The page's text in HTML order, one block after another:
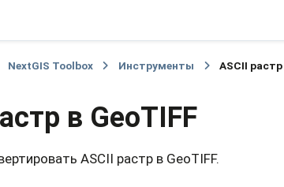
NextGIS Toolbox Инструменты ASCII
в GeoTIFF
ASCII растр в GeoTIFF.